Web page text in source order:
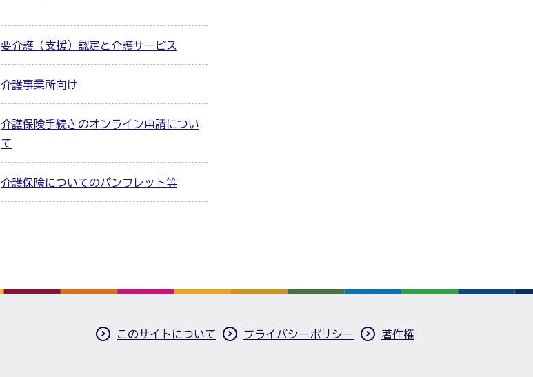
要介護（支援）認定と介護サービス
介護事業所向け
介護保険手続きのオンライン申請につい
て
介護保険についてのパンフレット等
このサイトについて プライバシーポリシー 著作権